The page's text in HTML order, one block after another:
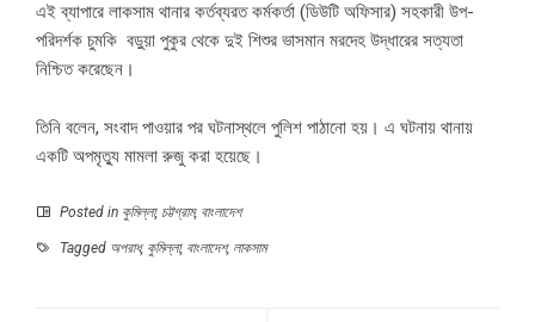
এই ব্যাপারে লাকসাম থানার কর্তব্যরত কর্মকর্তা (ডিউটি অফিসার) সহকারী উপ-
পরিদর্শক চুমকি বড়ুয়া পুকুর থেকে দুই শিশুর ভাসমান মরদেহ উদ্ধারের সত্যতা
নিশ্চিত করেছেন।
তিনি বলেন, সংবাদ পাওয়ার পর ঘটনাস্থলে পুলিশ পাঠানো হয়। এ ঘটনায় থানায়
একটি অপমৃত্যু মামলা রুজু করা হয়েছে।
Posted in কুমিল্লা, চট্টগ্রাম, বাংলাদেশ
Tagged অপরাধ, কুমিল্লা, বাংলাদেশ, লাকসাম